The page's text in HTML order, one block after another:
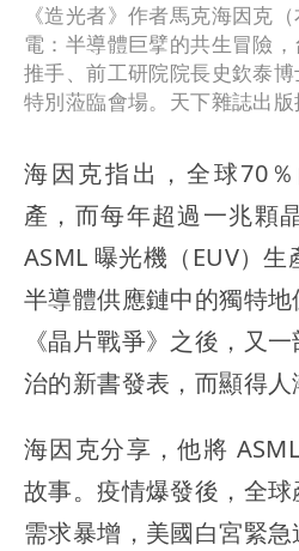
《造光者》作者馬克海因克
電：半導體巨擘的共生冒險
推手、前工研院院長史欽泰
特別蒞臨會場。天下雜誌出
海因克指出，全球70
產，而每年超過一兆顆
ASML 曝光機（EUV）
半導體供應鏈中的獨特
《晶片戰爭》之後，又
治的新書發表，而顯得人
海因克分享，他將
故事。疫情爆發後，全
需求暴增，美國白宮緊